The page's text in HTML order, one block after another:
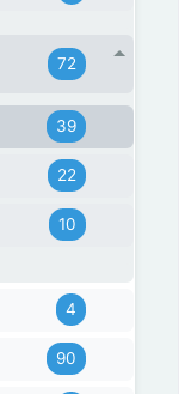
72
39
22
10
4
90